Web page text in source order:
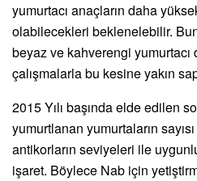
yumurtacı anaçların daha
olabilecekleri beklenelebilir.
beyaz ve kahverengi yumurtacı
çalışmalarla bu kesine yakın
2015 Yılı başında elde edilen
yumurtlanan yumurtaların
antikorların seviyeleri ile
işaret. Böylece Nab için